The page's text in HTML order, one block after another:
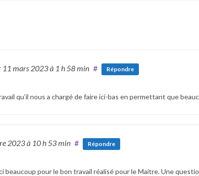
11 mars 2023à 1 h 58 min # Répondre
qu’il nous a chargé de faire ici-bas en permettant que
2023à 10 h 53 min # Répondre
pour le bon travail réalisé pour le Maitre. Une